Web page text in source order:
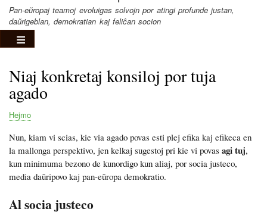
Pan-eŭropaj teamoj evoluigas solvojn por atingi profunde justan,
daŭrigeblan, demokratian kaj feliĉan socion
Niaj konkretaj konsiloj por tuja
agado
Hejmo
Nun, kiam vi scias, kie via agado povas esti plej efika kaj efikeca en
la mallonga perspektivo, jen kelkaj sugestoj pri kie vi povas agi tuj,
kun minimuma bezono de kunordigo kun aliaj, por socia justeco,
media daŭripovo kaj pan-eŭropa demokratio.
Al socia justeco